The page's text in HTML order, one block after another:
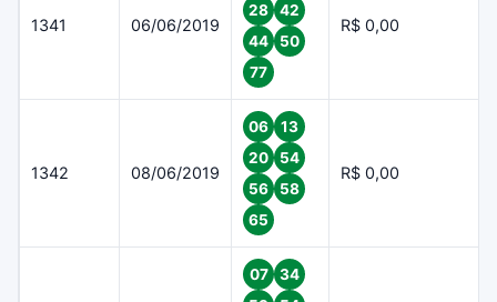
1341 06/06/2019
28
42
44
50
77
R$ 0,00
1342 08/06/2019
06
13
20
54
56
58
65
R$ 0,00
07
34